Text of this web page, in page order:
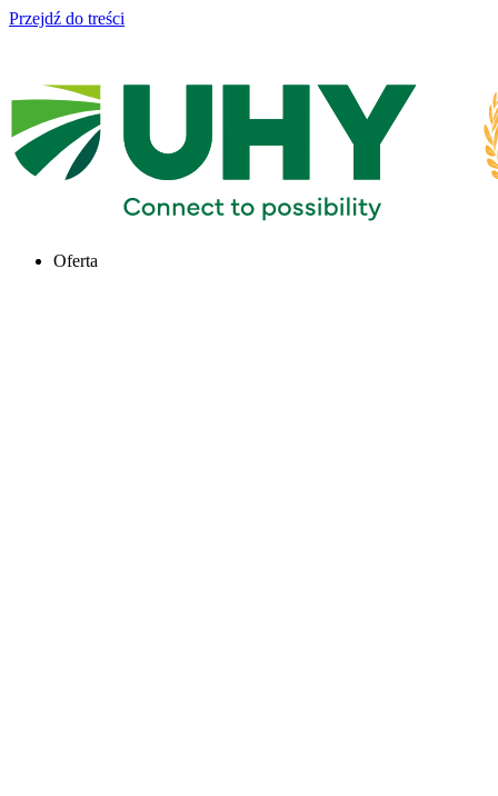
Przejdź do treści
Oferta